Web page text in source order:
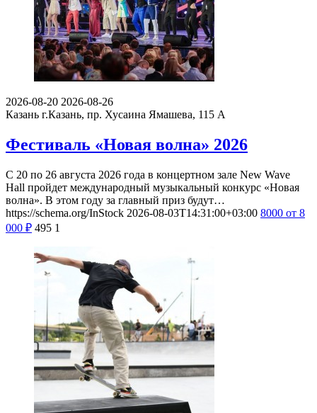
2026-08-20 2026-08-26
Казань г.Казань, пр. Хусаина Ямашева, 115 A
Фестиваль «Новая волна» 2026
С 20 по 26 августа 2026 года в концертном зале New Wave
Hall пройдет международный музыкальный конкурс «Новая
волна». В этом году за главный приз будут…
https://schema.org/InStock 2026-08-03T14:31:00+03:00 8000 от 8
000 ₽ 495 1